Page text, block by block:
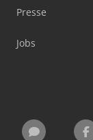
Presse
Jobs